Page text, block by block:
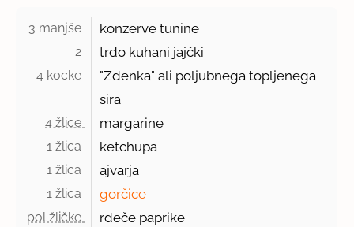
3 manjše konzerve tunine
2 trdo kuhani jajčki
4 kocke
"Zdenka" ali poljubnega topljenega
sira
4 žlice margarine
1 žlica ketchupa
1 žlica ajvarja
1 žlica gorčice
pol žličke rdeče paprike